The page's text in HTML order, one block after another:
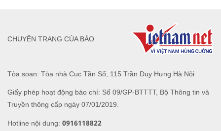
Tòa soạn: Tòa nhà Cục Tần Số, 115 Trần Duy Hưng Hà Nội
Giấy phép hoạt động báo chí: Số 09/GP-BTTTT, Bộ Thông tin và
Truyền thông cấp ngày 07/01/2019.
Hotline nội dung: 0916118822
CHUYÊN TRANG CỦA BÁO